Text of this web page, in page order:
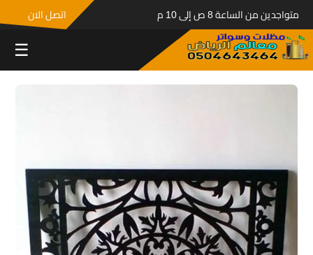
متواجدين من الساعة 8 ص إلى 10 م اتصل الان
☰